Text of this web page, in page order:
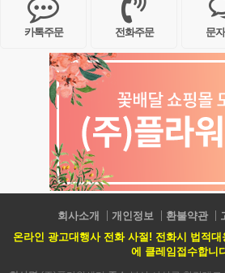
카톡주문 전화주문 문
회사소개 개인정보 환불약관
온라인 광고대행사 전화 사절! 전화시 법적
에 클레임접수합니